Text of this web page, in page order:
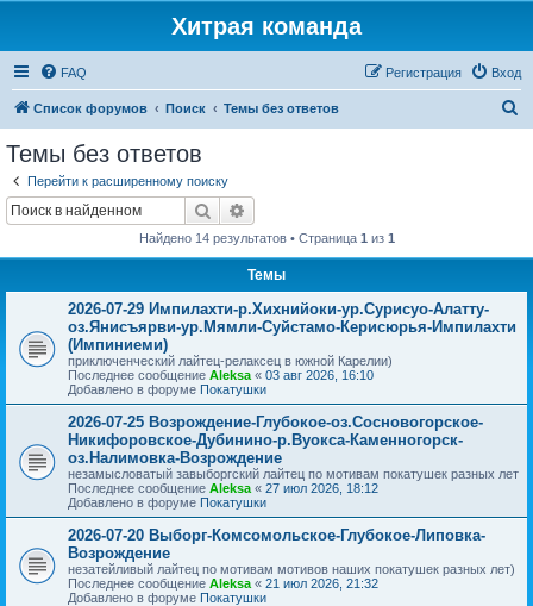
Хитрая команда
FAQ Вход
Регистрация
Список форумов Поиск Темы без ответов
Темы без ответов
Перейти к расширенному поиску
Поиск
Найдено 14 результатов • Страница 1 из 1
Темы
2026-07-29 Импилахти-р.Хихнийоки-ур.Сурисуо-Алатту-
оз.Янисъярви-ур.Мямли-Суйстамо-Керисюрья-Импилахти
(Импиниеми)
приключенческий лайтец-релаксец в южной Карелии)
Последнее сообщение Aleksa « 03 авг 2026, 16:10
Добавлено в форуме Покатушки
2026-07-25 Возрождение-Глубокое-оз.Сосновогорское-
Никифоровское-Дубинино-р.Вуокса-Каменногорск-
оз.Налимовка-Возрождение
незамысловатый завыборгский лайтец по мотивам покатушек разных лет
Последнее сообщение Aleksa « 27 июл 2026, 18:12
Добавлено в форуме Покатушки
2026-07-20 Выборг-Комсомольское-Глубокое-Липовка-
Возрождение
незатейливый лайтец по мотивам мотивов наших покатушек разных лет)
Последнее сообщение Aleksa « 21 июл 2026, 21:32
Добавлено в форуме Покатушки